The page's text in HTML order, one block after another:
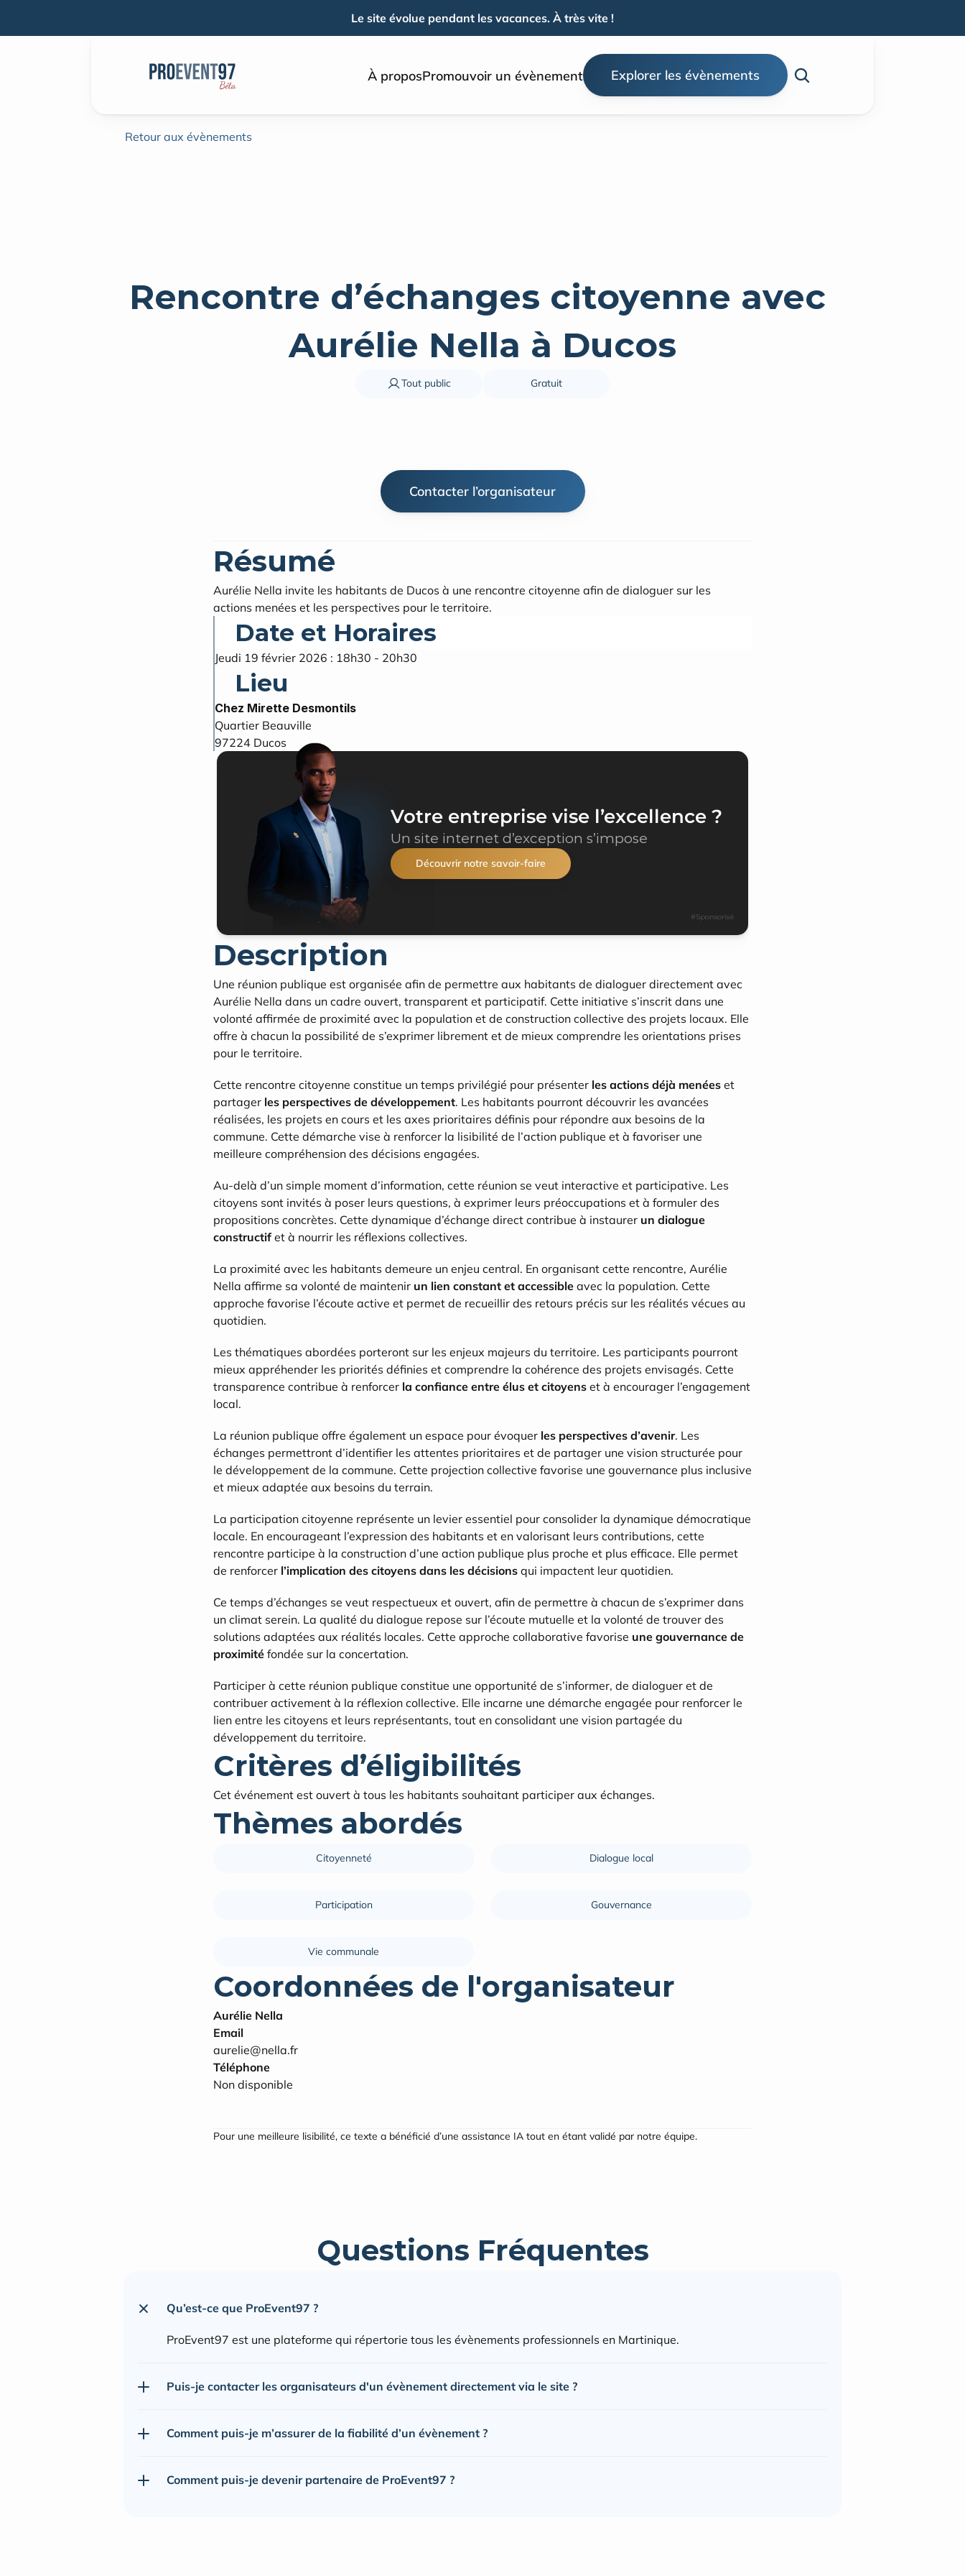
À proposPromouvoir un évènement Explorer les évènements
Retour aux évènements
Rencontre d’échanges citoyenne avec
Aurélie Nella à Ducos
Tout public Gratuit
Contacter l’organisateur
Résumé
Aurélie Nella invite les habitants de Ducos à une rencontre citoyenne afin de dialoguer sur les
actions menées et les perspectives pour le territoire.
Date et Horaires
Jeudi 19 février 2026 : 18h30 - 20h30
Lieu
Chez Mirette Desmontils
Quartier Beauville
97224 Ducos
Votre entreprise vise l’excellence ?
Un site internet d’exception s’impose
Découvrir notre savoir-faire
#Sponsorisé
Description
Une réunion publique est organisée afin de permettre aux habitants de dialoguer directement avec
Aurélie Nella dans un cadre ouvert, transparent et participatif. Cette initiative s’inscrit dans une
volonté affirmée de proximité avec la population et de construction collective des projets locaux. Elle
offre à chacun la possibilité de s’exprimer librement et de mieux comprendre les orientations prises
pour le territoire.
Cette rencontre citoyenne constitue un temps privilégié pour présenter les actions déjà menées et
partager les perspectives de développement. Les habitants pourront découvrir les avancées
réalisées, les projets en cours et les axes prioritaires définis pour répondre aux besoins de la
commune. Cette démarche vise à renforcer la lisibilité de l’action publique et à favoriser une
meilleure compréhension des décisions engagées.
Au-delà d’un simple moment d’information, cette réunion se veut interactive et participative. Les
citoyens sont invités à poser leurs questions, à exprimer leurs préoccupations et à formuler des
propositions concrètes. Cette dynamique d’échange direct contribue à instaurer un dialogue
constructif et à nourrir les réflexions collectives.
La proximité avec les habitants demeure un enjeu central. En organisant cette rencontre, Aurélie
Nella affirme sa volonté de maintenir un lien constant et accessible avec la population. Cette
approche favorise l’écoute active et permet de recueillir des retours précis sur les réalités vécues au
quotidien.
Les thématiques abordées porteront sur les enjeux majeurs du territoire. Les participants pourront
mieux appréhender les priorités définies et comprendre la cohérence des projets envisagés. Cette
transparence contribue à renforcer la confiance entre élus et citoyens et à encourager l’engagement
local.
La réunion publique offre également un espace pour évoquer les perspectives d’avenir. Les
échanges permettront d’identifier les attentes prioritaires et de partager une vision structurée pour
le développement de la commune. Cette projection collective favorise une gouvernance plus inclusive
et mieux adaptée aux besoins du terrain.
La participation citoyenne représente un levier essentiel pour consolider la dynamique démocratique
locale. En encourageant l’expression des habitants et en valorisant leurs contributions, cette
rencontre participe à la construction d’une action publique plus proche et plus efficace. Elle permet
de renforcer l’implication des citoyens dans les décisions qui impactent leur quotidien.
Ce temps d’échanges se veut respectueux et ouvert, afin de permettre à chacun de s’exprimer dans
un climat serein. La qualité du dialogue repose sur l’écoute mutuelle et la volonté de trouver des
solutions adaptées aux réalités locales. Cette approche collaborative favorise une gouvernance de
proximité fondée sur la concertation.
Participer à cette réunion publique constitue une opportunité de s’informer, de dialoguer et de
contribuer activement à la réflexion collective. Elle incarne une démarche engagée pour renforcer le
lien entre les citoyens et leurs représentants, tout en consolidant une vision partagée du
développement du territoire.
Critères d’éligibilités
Cet événement est ouvert à tous les habitants souhaitant participer aux échanges.
Thèmes abordés
Citoyenneté Dialogue local
Participation Gouvernance
Vie communale
Coordonnées de l'organisateur
Aurélie Nella
Email
aurelie@nella.fr
Téléphone
Non disponible
Pour une meilleure lisibilité, ce texte a bénéficié d’une assistance IA tout en étant validé par notre équipe.
Questions Fréquentes
Qu’est-ce que ProEvent97 ?
ProEvent97 est une plateforme qui répertorie tous les évènements professionnels en Martinique.
Puis-je contacter les organisateurs d'un évènement directement via le site ?
Comment puis-je m’assurer de la fiabilité d’un évènement ?
Comment puis-je devenir partenaire de ProEvent97 ?
Le site évolue pendant les vacances. À très vite !